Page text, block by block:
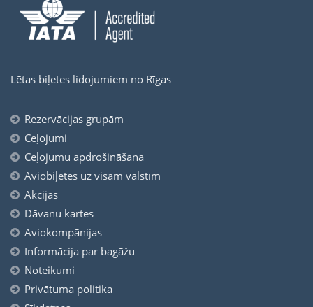
Lētas biļetes lidojumiem no Rīgas
Rezervācijas grupām
Ceļojumi
Ceļojumu apdrošināšana
Aviobiļetes uz visām valstīm
Akcijas
Dāvanu kartes
Aviokompānijas
Informācija par bagāžu
Noteikumi
Privātuma politika